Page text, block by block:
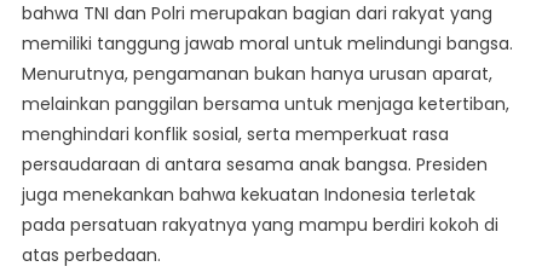
bahwa TNI dan Polri merupakan bagian dari rakyat yang
memiliki tanggung jawab moral untuk melindungi bangsa.
Menurutnya, pengamanan bukan hanya urusan aparat,
melainkan panggilan bersama untuk menjaga ketertiban,
menghindari konflik sosial, serta memperkuat rasa
persaudaraan di antara sesama anak bangsa. Presiden
juga menekankan bahwa kekuatan Indonesia terletak
pada persatuan rakyatnya yang mampu berdiri kokoh di
atas perbedaan.